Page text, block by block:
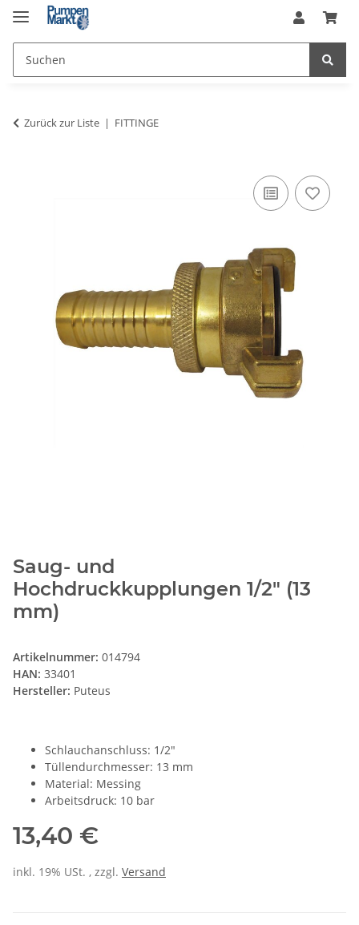
Zurück zur Liste FITTINGE
Saug- und
Hochdruckkupplungen 1/2" (13
mm)
Artikelnummer: 014794
HAN: 33401
Hersteller: Puteus
Schlauchanschluss: 1/2"
Tüllendurchmesser: 13 mm
Material: Messing
Arbeitsdruck: 10 bar
13,40 €
inkl. 19% USt. , zzgl. Versand